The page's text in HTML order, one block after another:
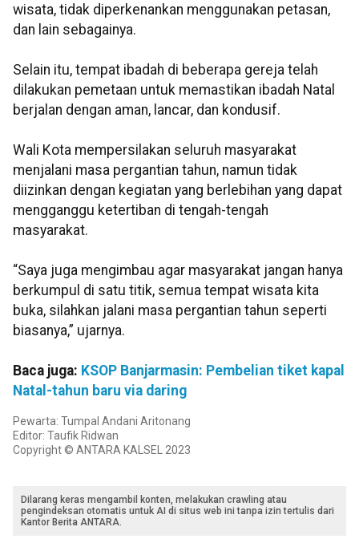
wisata, tidak diperkenankan menggunakan petasan,
dan lain sebagainya.
Selain itu, tempat ibadah di beberapa gereja telah
dilakukan pemetaan untuk memastikan ibadah Natal
berjalan dengan aman, lancar, dan kondusif.
Wali Kota mempersilakan seluruh masyarakat
menjalani masa pergantian tahun, namun tidak
diizinkan dengan kegiatan yang berlebihan yang dapat
mengganggu ketertiban di tengah-tengah
masyarakat.
“Saya juga mengimbau agar masyarakat jangan hanya
berkumpul di satu titik, semua tempat wisata kita
buka, silahkan jalani masa pergantian tahun seperti
biasanya,” ujarnya.
Baca juga: KSOP Banjarmasin: Pembelian tiket kapal
Natal-tahun baru via daring
Pewarta: Tumpal Andani Aritonang
Editor: Taufik Ridwan
Copyright © ANTARA KALSEL 2023
Dilarang keras mengambil konten, melakukan crawling atau
pengindeksan otomatis untuk AI di situs web ini tanpa izin tertulis dari
Kantor Berita ANTARA.